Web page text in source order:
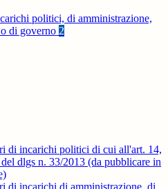
politici, di amministrazione,
di governo 2
di incarichi politici di cui all'art. 14,
dlgs n. 33/2013 (da pubblicare in